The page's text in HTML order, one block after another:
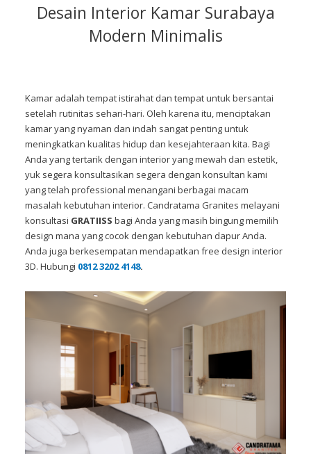
Desain Interior Kamar Surabaya
Modern Minimalis
Kamar adalah tempat istirahat dan tempat untuk bersantai
setelah rutinitas sehari-hari. Oleh karena itu, menciptakan
kamar yang nyaman dan indah sangat penting untuk
meningkatkan kualitas hidup dan kesejahteraan kita. Bagi
Anda yang tertarik dengan interior yang mewah dan estetik,
yuk segera konsultasikan segera dengan konsultan kami
yang telah professional menangani berbagai macam
masalah kebutuhan interior. Candratama Granites melayani
konsultasi GRATIISSbagi Anda yang masih bingung memilih
design mana yang cocok dengan kebutuhan dapur Anda.
Anda juga berkesempatan mendapatkan free design interior
3D. Hubungi 0812 3202 4148.